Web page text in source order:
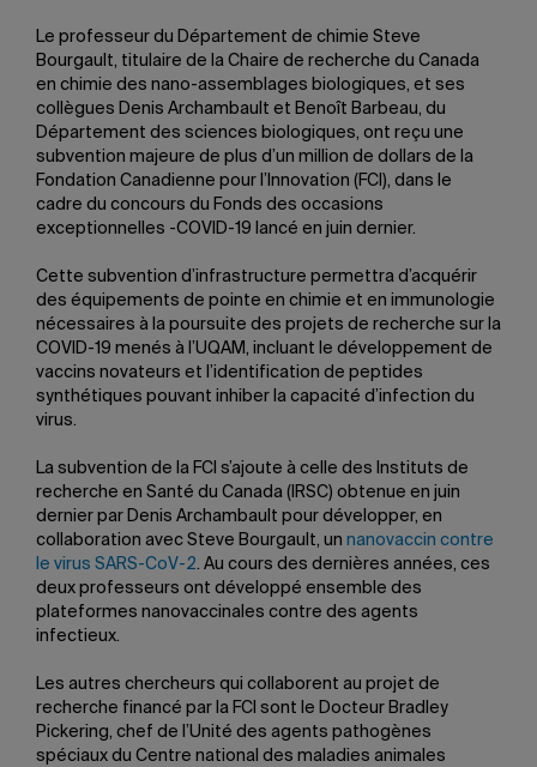
Le professeur du Département de chimie Steve
Bourgault, titulaire de la Chaire de recherche du Canada
en chimie des nano-assemblages biologiques, et ses
collègues Denis Archambault et Benoît Barbeau, du
Département des sciences biologiques, ont reçu une
subvention majeure de plus d’un million de dollars de la
Fondation Canadienne pour l’Innovation (FCI), dans le
cadre du concours du Fonds des occasions
exceptionnelles -COVID-19 lancé en juin dernier.
Cette subvention d’infrastructure permettra d’acquérir
des équipements de pointe en chimie et en immunologie
nécessaires à la poursuite des projets de recherche sur la
COVID-19 menés à l’UQAM, incluant le développement de
vaccins novateurs et l’identification de peptides
synthétiques pouvant inhiber la capacité d’infection du
virus.
La subvention de la FCI s’ajoute à celle des Instituts de
recherche en Santé du Canada (IRSC) obtenue en juin
dernier par Denis Archambault pour développer, en
collaboration avec Steve Bourgault, un nanovaccin contre
le virus SARS-CoV-2. Au cours des dernières années, ces
deux professeurs ont développé ensemble des
plateformes nanovaccinales contre des agents
infectieux.
Les autres chercheurs qui collaborent au projet de
recherche financé par la FCI sont le Docteur Bradley
Pickering, chef de l’Unité des agents pathogènes
spéciaux du Centre national des maladies animales